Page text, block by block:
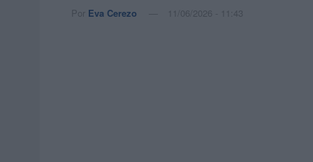
Por Eva Cerezo 11/06/2026 - 11:43